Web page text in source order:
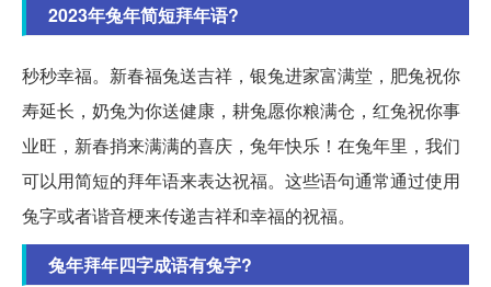
2023年兔年简短拜年语?
秒秒幸福。新春福兔送吉祥，银兔进家富满堂，肥兔祝你
寿延长，奶兔为你送健康，耕兔愿你粮满仓，红兔祝你事
业旺，新春捎来满满的喜庆，兔年快乐！在兔年里，我们
可以用简短的拜年语来表达祝福。这些语句通常通过使用
兔字或者谐音梗来传递吉祥和幸福的祝福。
兔年拜年四字成语有兔字?